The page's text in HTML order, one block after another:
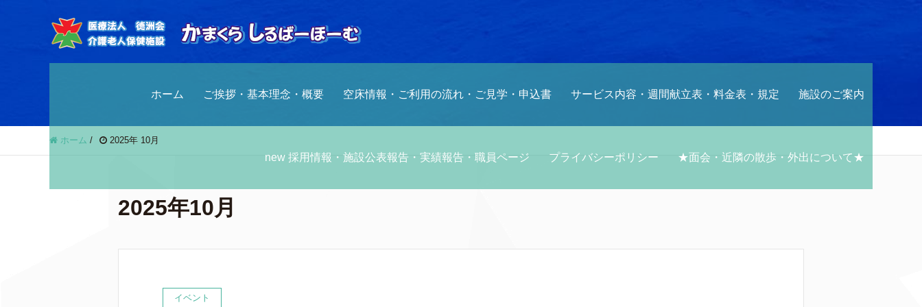
ホーム ご挨拶・基本理念・概要 空床情報・ご利用の流れ・ご見学・申込書 サービス内容・週間献立表・料金表・規定 施設のご案内
new 採用情報・施設公表報告・実績報告・職員ページ プライバシーポリシー ★面会・近隣の散歩・外出について★
ホーム / 2025年 10月
2025年10月
イベント